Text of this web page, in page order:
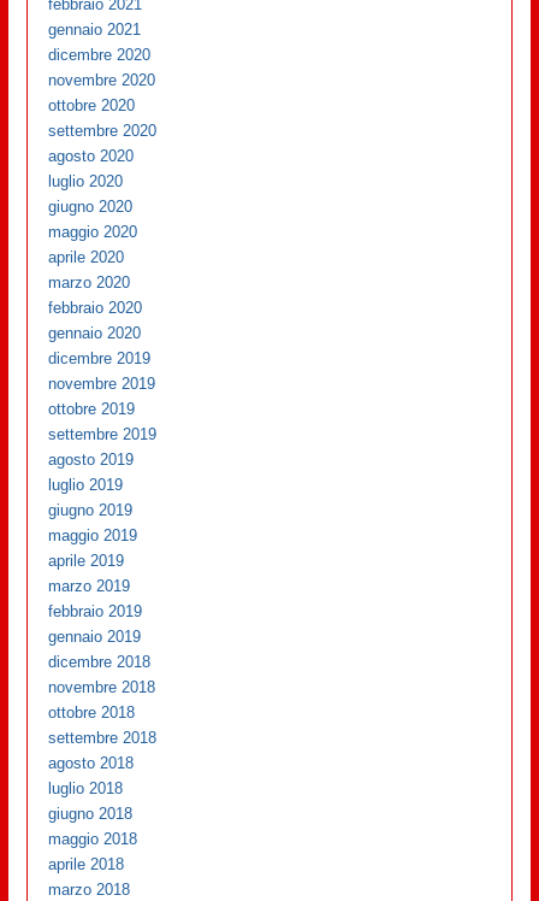
febbraio 2021
gennaio 2021
dicembre 2020
novembre 2020
ottobre 2020
settembre 2020
agosto 2020
luglio 2020
giugno 2020
maggio 2020
aprile 2020
marzo 2020
febbraio 2020
gennaio 2020
dicembre 2019
novembre 2019
ottobre 2019
settembre 2019
agosto 2019
luglio 2019
giugno 2019
maggio 2019
aprile 2019
marzo 2019
febbraio 2019
gennaio 2019
dicembre 2018
novembre 2018
ottobre 2018
settembre 2018
agosto 2018
luglio 2018
giugno 2018
maggio 2018
aprile 2018
marzo 2018